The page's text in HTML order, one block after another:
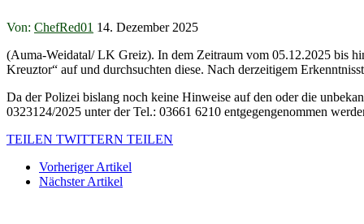
Von: ChefRed01 14. Dezember 2025
(Auma-Weidatal/ LK Greiz). In dem Zeitraum vom 05.12.2025 bis
Kreuztor“ auf und durchsuchten diese. Nach derzeitigem
Da der Polizei bislang noch keine Hinweise auf den oder die
0323124/2025 unter der Tel.: 03661 6210 entgegengenommen
TEILEN TWITTERN TEILEN
Vorheriger Artikel
Nächster Artikel